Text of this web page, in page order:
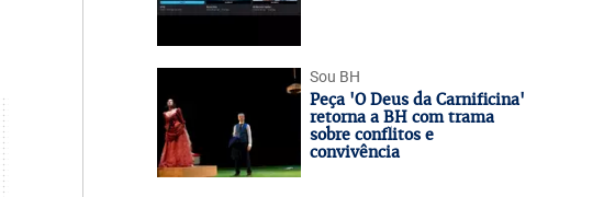
Sou BH
Peça 'O Deus da Carnificina'
retorna a BH com trama
sobre conflitos e
convivência